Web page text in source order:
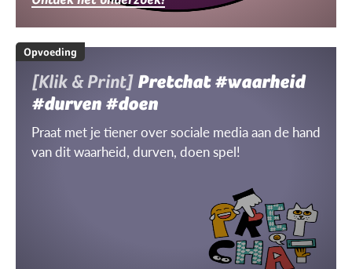
Opvoeding
[Klik & Print] Pretchat #waarheid
#durven #doen
Praat met je tiener over sociale media aan de hand
van dit waarheid, durven, doen spel!